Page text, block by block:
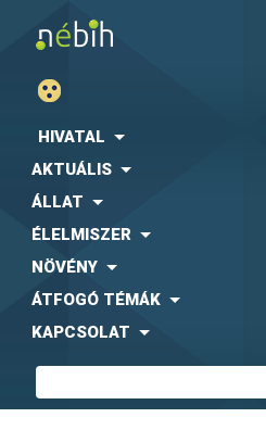
HIVATAL
AKTUÁLIS
ÁLLAT
ÉLELMISZER
NÖVÉNY
ÁTFOGÓ TÉMÁK
KAPCSOLAT